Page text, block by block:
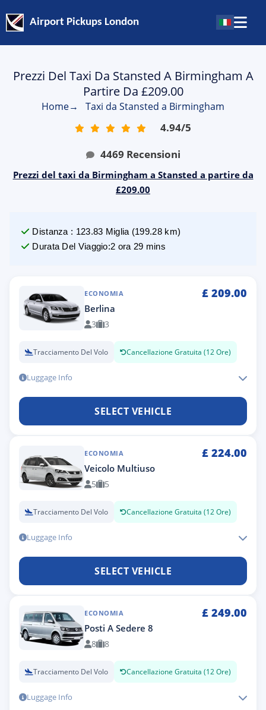
Airport Pickups London
Prezzi Del Taxi Da Stansted A Birmingham A
Partire Da £209.00
Home→ Taxi da Stansted a Birmingham
4.94/5
4469 Recensioni
Prezzi del taxi da Birmingham a Stansted a partire da
£209.00
Distanza : 123.83 Miglia (199.28km)
Durata Del Viaggio:2 ora 29 mins
ECONOMIA £ 209.00
Berlina
3 3
Tracciamento Del Volo Cancellazione Gratuita (12 Ore)
Luggage Info
SELECT VEHICLE
ECONOMIA £ 224.00
Veicolo Multiuso
5 5
Tracciamento Del Volo Cancellazione Gratuita (12 Ore)
Luggage Info
SELECT VEHICLE
ECONOMIA £ 249.00
Posti A Sedere 8
8 8
Tracciamento Del Volo Cancellazione Gratuita (12 Ore)
Luggage Info